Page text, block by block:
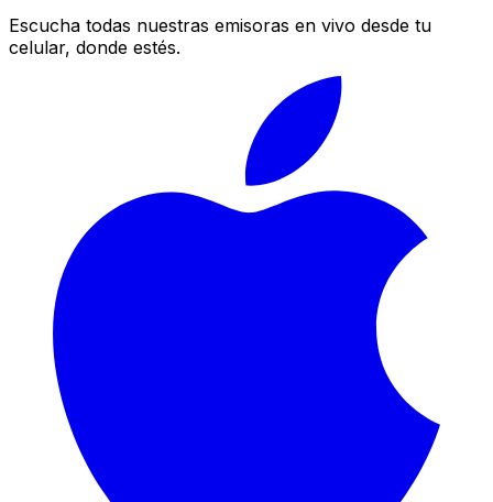
Escucha todas nuestras emisoras en vivo desde tu
celular, donde estés.